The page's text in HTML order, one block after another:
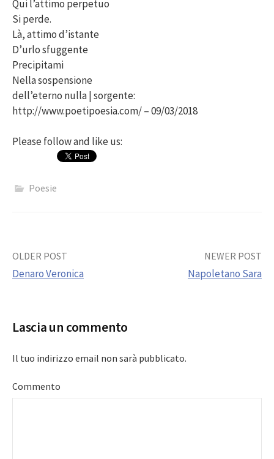
Qui l’attimo perpetuo
Si perde.
Là, attimo d’istante
D’urlo sfuggente
Precipitami
Nella sospensione
dell’eterno nulla | sorgente:
http://www.poetipoesia.com/ – 09/03/2018
Please follow and like us:
Poesie
Post
OLDER POST
Denaro Veronica
NEWER POST
Napoletano Sara
Lascia un commento
Il tuo indirizzo email non sarà pubblicato.
Commento